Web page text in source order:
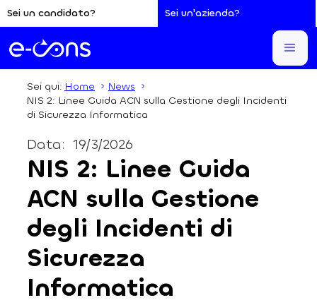
Sei un candidato? Sei un'azienda?
Sei qui: Home
News
NIS 2: Linee Guida ACN sulla Gestione degli Incidenti
di Sicurezza Informatica
19/3/2026
Data:
NIS 2: Linee Guida
ACN sulla Gestione
degli Incidenti di
Sicurezza
Informatica